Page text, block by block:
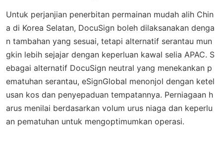
Untuk perjanjian penerbitan permainan mudah alih Chin
a di Korea Selatan, DocuSign boleh dilaksanakan denga
n tambahan yang sesuai, tetapi alternatif serantau mun
gkin lebih sejajar dengan keperluan kawal selia APAC. S
ebagai alternatif DocuSign neutral yang menekankan p
ematuhan serantau, eSignGlobal menonjol dengan ketel
usan kos dan penyepaduan tempatannya. Perniagaan h
arus menilai berdasarkan volum urus niaga dan keperlu
an pematuhan untuk mengoptimumkan operasi.